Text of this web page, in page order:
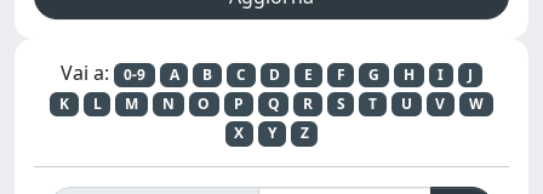
Vai a: 0-9 A B C D E F G H I
J
K
L M N O P Q R S T U V
W
X
Y Z